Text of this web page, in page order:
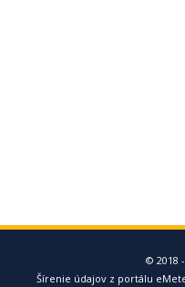
© 2018
Šírenie údajov z portálu